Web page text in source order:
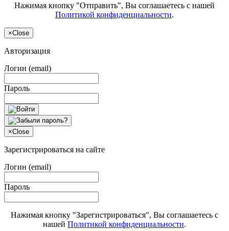
Нажимая кнопку "Отправить", Вы соглашаетесь с нашей
Политикой конфиденциальности.
×Close
Авторизация
Логин (email)
Пароль
×Close
Зарегистрироваться на сайте
Логин (email)
Пароль
Нажимая кнопку "Зарегистрироваться", Вы соглашаетесь с
нашей Политикой конфиденциальности.